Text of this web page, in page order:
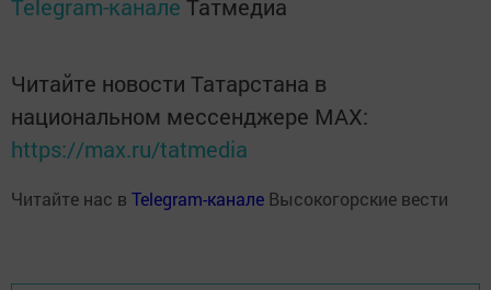
Telegram-канале Татмедиа
Читайте новости Татарстана в
национальном мессенджере MАХ:
https://max.ru/tatmedia
Читайте нас в Telegram-канале Высокогорские вести